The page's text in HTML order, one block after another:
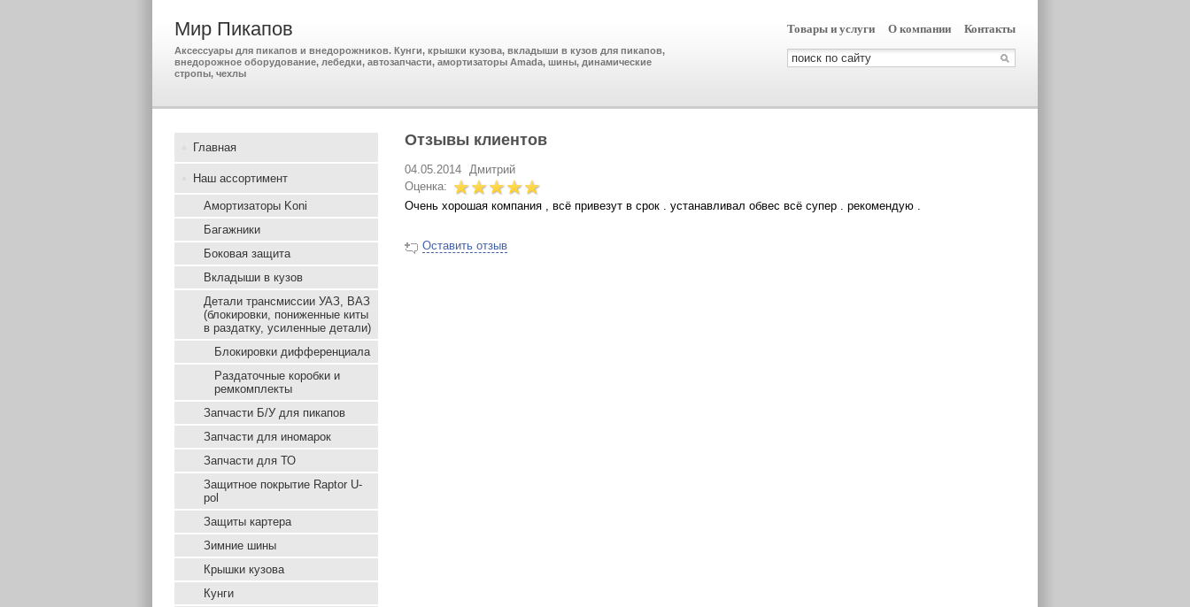
Мир Пикапов
Аксессуары для пикапов и внедорожников. Кунги, крышки кузова, вкладыши в кузов для пикапов,
внедорожное оборудование, лебедки, автозапчасти, амортизаторы Amada, шины, динамические
стропы, чехлы
Товары и услуги О компании Контакты
Отзывы клиентов
04.05.2014 Дмитрий
Оценка:
Очень хорошая компания , всё привезут в срок . устанавливал обвес всё супер . рекомендую .
Оставить отзыв
Главная
Наш ассортимент
Амортизаторы Koni
Багажники
Боковая защита
Вкладыши в кузов
Детали трансмиссии УАЗ, ВАЗ
(блокировки, пониженные киты
в раздатку, усиленные детали)
Блокировки дифференциала
Раздаточные коробки и
ремкомплекты
Запчасти Б/У для пикапов
Запчасти для иномарок
Запчасти для ТО
Защитное покрытие Raptor U-
pol
Защиты картера
Зимние шины
Крышки кузова
Кунги